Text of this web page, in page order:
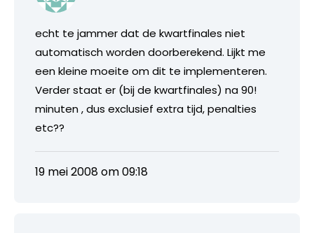
echt te jammer dat de kwartfinales niet
automatisch worden doorberekend. Lijkt me
een kleine moeite om dit te implementeren.
Verder staat er (bij de kwartfinales) na 90!
minuten , dus exclusief extra tijd, penalties
etc??
19 mei 2008 om 09:18